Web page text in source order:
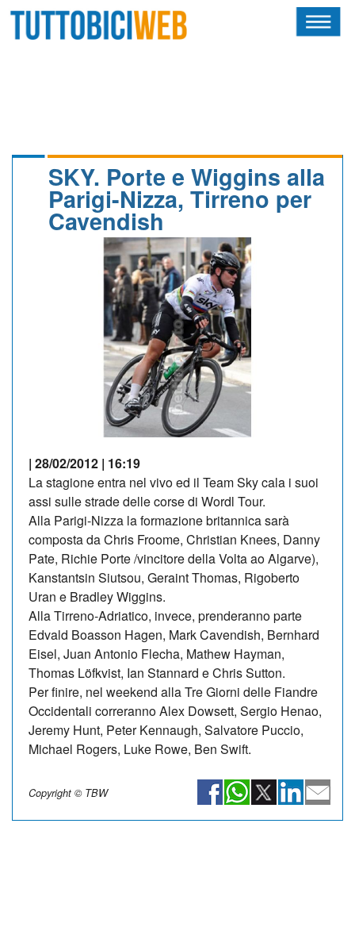
CALENDARIO
SKY. Porte e Wiggins alla
Parigi-Nizza, Tirreno per
Cavendish
| 28/02/2012 | 16:19
La stagione entra nel vivo ed il Team Sky cala i suoi
assi sulle strade delle corse di Wordl Tour.
Alla Parigi-Nizza la formazione britannica sarà
composta da Chris Froome, Christian Knees, Danny
Pate, Richie Porte /vincitore della Volta ao Algarve),
Kanstantsin Siutsou, Geraint Thomas, Rigoberto
Uran e Bradley Wiggins.
Alla Tirreno-Adriatico, invece, prenderanno parte
Edvald Boasson Hagen, Mark Cavendish, Bernhard
Eisel, Juan Antonio Flecha, Mathew Hayman,
Thomas Löfkvist, Ian Stannard e Chris Sutton.
Per finire, nel weekend alla Tre Giorni delle Fiandre
Occidentali correranno Alex Dowsett, Sergio Henao,
Jeremy Hunt, Peter Kennaugh, Salvatore Puccio,
Michael Rogers, Luke Rowe, Ben Swift.
Copyright © TBW